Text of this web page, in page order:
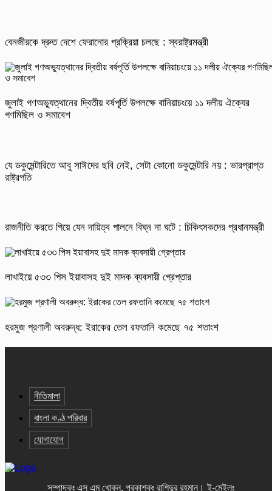
বেনজীরকে দ্রুত দেশে ফেরানোর প্রক্রিয়া চলছে : স্বরাষ্ট্রমন্ত্রী
জুলাই গণঅভ্যুত্থানের দ্বিতীয় বর্ষপূর্তি উপলক্ষে বানিয়াচংয়ে ১১ দলীয় ঐক্যের
গণমিছিল ও সমাবেশ
যে ডকুমেন্টারিতে আবু সাঈদের ছবি নেই, সেটা কোনো ডকুমেন্টারি নয় : ভারপ্রাপ্ত
রাষ্ট্রপতি
রাজনীতি করতে গিয়ে যেন দায়িত্ব পালনে বিঘ্ন না ঘটে : চিকিৎসকদের প্রধানমন্ত্রী
লাখাইয়ে ৫৩৩ পিস ইয়াবাসহ দুই মাদক ব্যবসায়ী গ্রেপ্তার
হরমুজ প্রণালী অবরুদ্ধ: ইরাকের তেল রফতানি কমেছে ৭৫ শতাংশ
নীতিমালা
বাংলা কণ্ঠ পরিবার
যোগাযোগ
সম্পাদকঃ এস এম খোকন, প্রকাশকঃ রাশিদুর রহমান । ই-মেইলঃ